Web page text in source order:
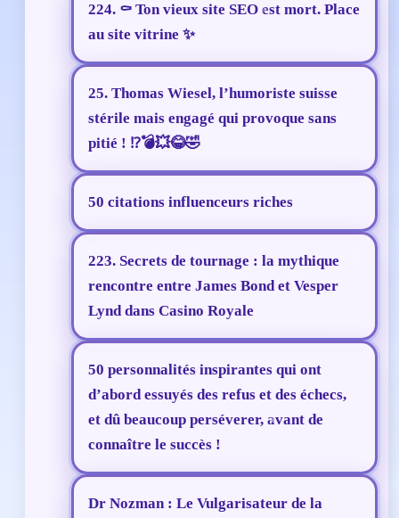
224. ⚰️ Ton vieux site SEO est mort. Place
au site vitrine ✨
25. Thomas Wiesel, l’humoriste suisse
stérile mais engagé qui provoque sans
pitié ! ⁉️💣💥😂🤣
50 citations influenceurs riches
223. Secrets de tournage : la mythique
rencontre entre James Bond et Vesper
Lynd dans Casino Royale
50 personnalités inspirantes qui ont
d’abord essuyés des refus et des échecs,
et dû beaucoup perséverer, avant de
connaître le succès !
Dr Nozman : Le Vulgarisateur de la